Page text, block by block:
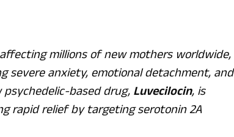
millions of new mothers worldwide,
severe anxiety, emotional detachment, and
based drug, Luvecilocin, is
rapid relief by targeting serotonin 2A